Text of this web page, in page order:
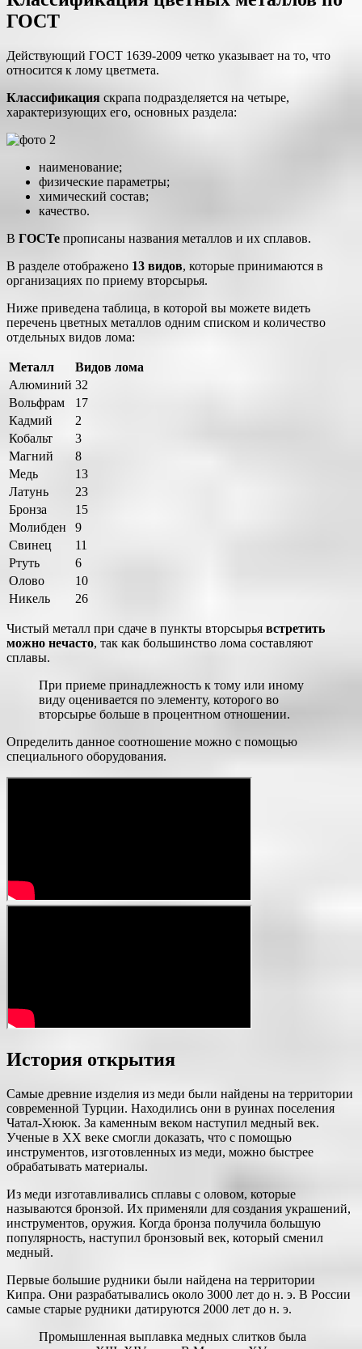
ГОСТ
Действующий ГОСТ 1639-2009 четко указывает на то, что
относится к лому цветмета.
Классификация скрапа подразделяется на четыре,
характеризующих его, основных раздела:
наименование;
физические параметры;
химический состав;
качество.
В ГОСТе прописаны названия металлов и их сплавов.
В разделе отображено 13 видов, которые принимаются в
организациях по приему вторсырья.
Ниже приведена таблица, в которой вы можете видеть
перечень цветных металлов одним списком и количество
отдельных видов лома:
Металл
Видов лома
Алюминий 32
Вольфрам
17
Кадмий
2
Кобальт
3
Магний
8
Медь
13
Латунь
23
Бронза
15
Молибден
9
Свинец
11
Ртуть
6
Олово
10
Никель
26
Чистый металл при сдаче в пункты вторсырья встретить
можно нечасто, так как большинство лома составляют
сплавы.
При приеме принадлежность к тому или иному
виду оценивается по элементу, которого во
вторсырье больше в процентном отношении.
Определить данное соотношение можно с помощью
специального оборудования.
История открытия
Самые древние изделия из меди были найдены на территории
современной Турции. Находились они в руинах поселения
Чатал-Хююк. За каменным веком наступил медный век.
Ученые в XX веке смогли доказать, что с помощью
инструментов, изготовленных из меди, можно быстрее
обрабатывать материалы.
Из меди изготавливались сплавы с оловом, которые
называются бронзой. Их применяли для создания украшений,
инструментов, оружия. Когда бронза получила большую
популярность, наступил бронзовый век, который сменил
медный.
Первые большие рудники были найдена на территории
Кипра. Они разрабатывались около 3000 лет до н. э. В России
самые старые рудники датируются 2000 лет до н. э.
Промышленная выплавка медных слитков была